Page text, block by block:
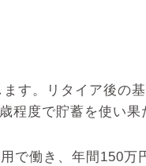
ます。リタイア後の
度で貯蓄を使い果
で働き、年間150万